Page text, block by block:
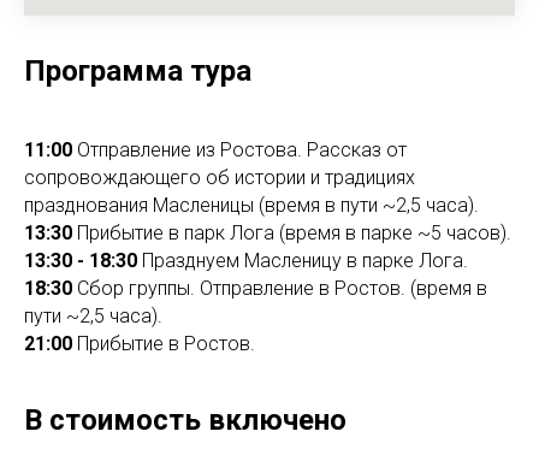
Программа тура
11:00 Отправление из Ростова. Рассказ от
сопровождающего об истории и традициях
празднования Масленицы (время в пути ~2,5 часа).
13:30 Прибытие в парк Лога (время в парке ~5 часов).
13:30 - 18:30 Празднуем Масленицу в парке Лога.
18:30 Сбор группы. Отправление в Ростов. (время в
пути ~2,5 часа).
21:00 Прибытие в Ростов.
В стоимость включено